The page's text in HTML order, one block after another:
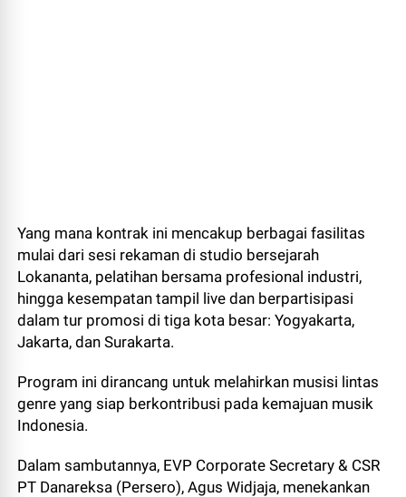
Yang mana kontrak ini mencakup berbagai fasilitas
mulai dari sesi rekaman di studio bersejarah
Lokananta, pelatihan bersama profesional industri,
hingga kesempatan tampil live dan berpartisipasi
dalam tur promosi di tiga kota besar: Yogyakarta,
Jakarta, dan Surakarta.
Program ini dirancang untuk melahirkan musisi lintas
genre yang siap berkontribusi pada kemajuan musik
Indonesia.
Dalam sambutannya, EVP Corporate Secretary & CSR
PT Danareksa (Persero), Agus Widjaja, menekankan